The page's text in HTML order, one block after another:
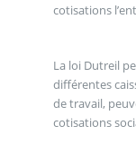
cotisations
La loi Dutreil
différentes
de travail,
cotisations